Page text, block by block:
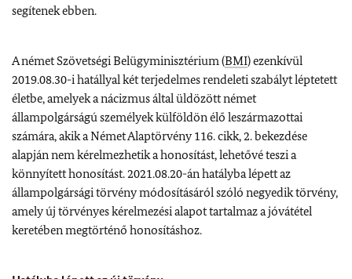
segítenek ebben.
A német Szövetségi Belügyminisztérium (BMI) ezenkívül
2019.08.30-i hatállyal két terjedelmes rendeleti szabályt léptetett
életbe, amelyek a nácizmus által üldözött német
állampolgárságú személyek külföldön élő leszármazottai
számára, akik a Német Alaptörvény 116. cikk, 2. bekezdése
alapján nem kérelmezhetik a honosítást, lehetővé teszi a
könnyített honosítást. 2021.08.20-án hatályba lépett az
állampolgársági törvény módosításáról szóló negyedik törvény,
amely új törvényes kérelmezési alapot tartalmaz a jóvátétel
keretében megtörténő honosításhoz.